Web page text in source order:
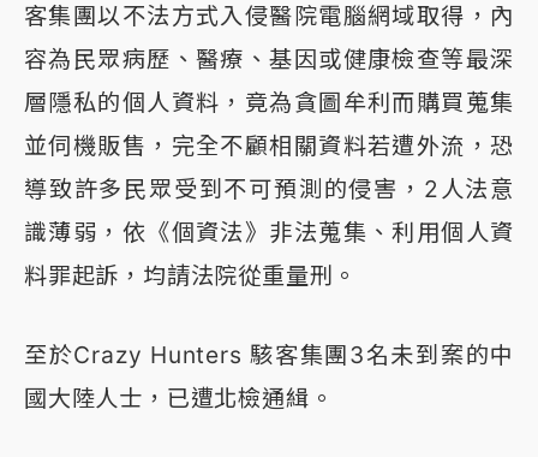
客集團以不法方式入侵醫院電腦網域取得，內
容為民眾病歷、醫療、基因或健康檢查等最深
層隱私的個人資料，竟為貪圖牟利而購買蒐集
並伺機販售，完全不顧相關資料若遭外流，恐
導致許多民眾受到不可預測的侵害，2人法意
識薄弱，依《個資法》非法蒐集、利用個人資
料罪起訴，均請法院從重量刑。
至於Crazy Hunters 駭客集團3名未到案的中
國大陸人士，已遭北檢通緝。